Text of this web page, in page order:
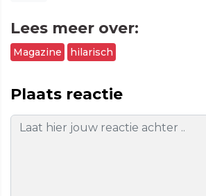
Lees meer over:
Magazine hilarisch
Plaats reactie